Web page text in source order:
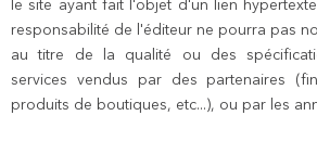
le site ayant fait l'objet d'un lien
responsabilité de l'éditeur ne pourra pas
au titre de la qualité ou des
services vendus par des partenaires
produits de boutiques, etc...), ou par les